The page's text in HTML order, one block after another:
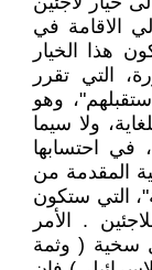
الاقامة في
هذا الخيار
التي تقرر
وهو
ولا سيما
في احتسابها
المقدمة من
التي ستكون
. الأمر
سخية ( وثمة